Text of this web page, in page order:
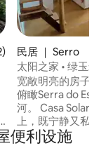
5 分（满分 5 分）
民居 ｜ Serro
太阳之家 • 绿玉米
宽敞明亮的房子，
俯瞰Serra do
河。 Casa Solar
上，既宁静又私密
分钟步行路程，靠
Rosário。 在这里
便利设施